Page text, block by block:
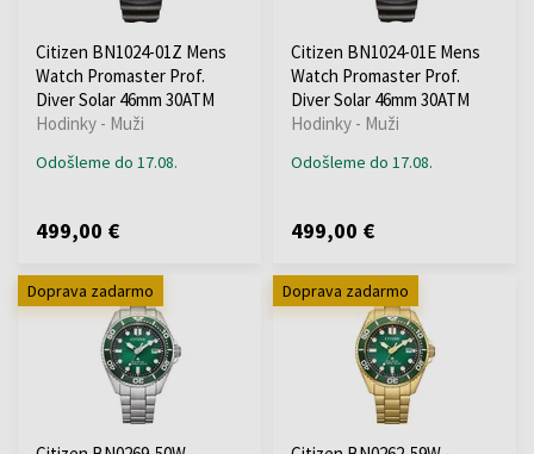
Citizen BN1024-01Z Mens
Watch Promaster Prof.
Diver Solar 46mm 30ATM
Hodinky - Muži
Odošleme do 17.08.
499,00 €
Citizen BN1024-01E Mens
Watch Promaster Prof.
Diver Solar 46mm 30ATM
Hodinky - Muži
Odošleme do 17.08.
499,00 €
Doprava zadarmo Doprava zadarmo